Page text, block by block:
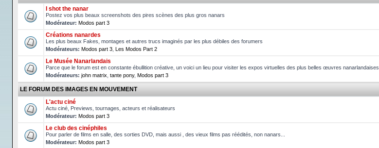
I shot the nanar
Postez vos plus beaux screenshots des pires scènes des plus gros nanars
Modérateur: Modos part 3
Créations nanardes
Les plus beaux Fakes, montages et autres trucs imaginés par les plus débiles des forumers
Modérateurs: Modos part 3 Les Modos Part 2
Le Musée Nanarlandais
Parce que le forum est en constante ébullition créative, un voici un lieu pour visiter les expos virtuelles des plus belles œuvres nanarlandaises.
Modérateurs: john matrix tante pony, Modos part 3
LE FORUM DES IMAGES EN MOUVEMENT
L'actu ciné
Actu ciné, Previews, tournages, acteurs et réalisateurs
Modérateur: Modos part 3
Le club des cinéphiles
Pour parler de films en salle, des sorties DVD, mais aussi , des vieux films pas réédités, non nanars...
Modérateur: Modos part 3